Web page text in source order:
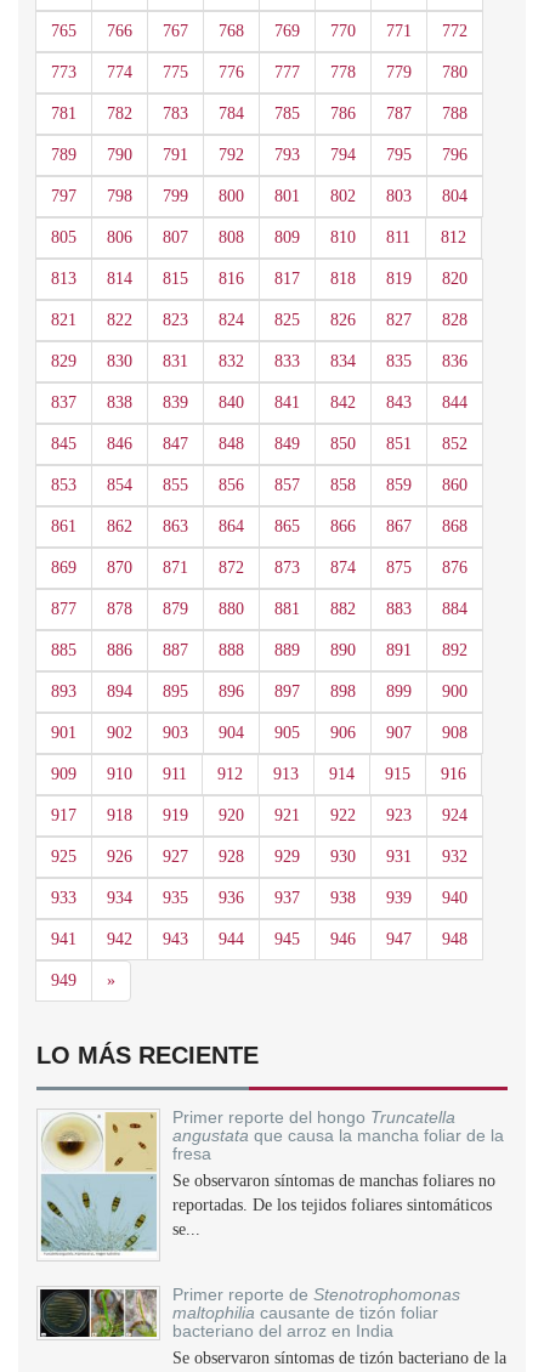
765 766 767 768 769 770 771 772
773 774 775 776 777 778 779 780
781 782 783 784 785 786 787 788
789 790 791 792 793 794 795 796
797 798 799 800 801 802 803 804
805 806 807 808 809 810 811 812
813 814 815 816 817 818 819 820
821 822 823 824 825 826 827 828
829 830 831 832 833 834 835 836
837 838 839 840 841 842 843 844
845 846 847 848 849 850 851 852
853 854 855 856 857 858 859 860
861 862 863 864 865 866 867 868
869 870 871 872 873 874 875 876
877 878 879 880 881 882 883 884
885 886 887 888 889 890 891 892
893 894 895 896 897 898 899 900
901 902 903 904 905 906 907 908
909 910 911 912 913 914 915 916
917 918 919 920 921 922 923 924
925 926 927 928 929 930 931 932
933 934 935 936 937 938 939 940
941 942 943 944 945 946 947 948
949 »Siguiente
LO MÁS RECIENTE
Primer reporte del hongo Truncatella
angustata que causa la mancha foliar de la
fresa
Se observaron síntomas de manchas foliares no
reportadas. De los tejidos foliares sintomáticos
se...
Primer reporte de Stenotrophomonas
maltophilia causante de tizón foliar
bacteriano del arroz en India
Se observaron síntomas de tizón bacteriano de la